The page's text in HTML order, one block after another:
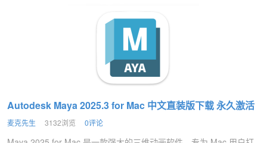
Autodesk Maya 2025.3 for Mac 中文直装版下载 永久激活
麦克先生 3132浏览 0评论